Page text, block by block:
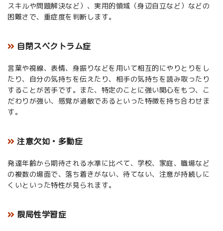
スキルや問題解決など）、実用的領域（身辺自立など）などの
困難さで、重症度を判断します。
自閉スペクトラム症
言葉や視線、表情、身振りなどを用いて相互的にやりとりをし
たり、自分の気持ちを伝えたり、相手の気持ちを読み取ったり
することが苦手です。また、特定のことに強い関心をもつ、こ
だわりが強い、感覚が過敏であるといった特徴を持ち合わせま
す。
注意欠如・多動症
発達年齢から期待される水準に比べて、学校、家庭、職場など
の複数の場面で、落ち着きがない、待てない、注意が持続しに
くいといった特性が見られます。
限局性学習症